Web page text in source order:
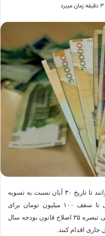
بانک های عامل می توانند تا تاریخ ۳۰ آبان نسبت به تسویه
مطالبات پرونده‌های با مانده اصل بدهی تا سقف ۱۰۰ میلیون تومان برای
اولویت های اول و دوم دستورالعمل اجرایی تبصره ۳۵ اصلاح قانون بودجه سال